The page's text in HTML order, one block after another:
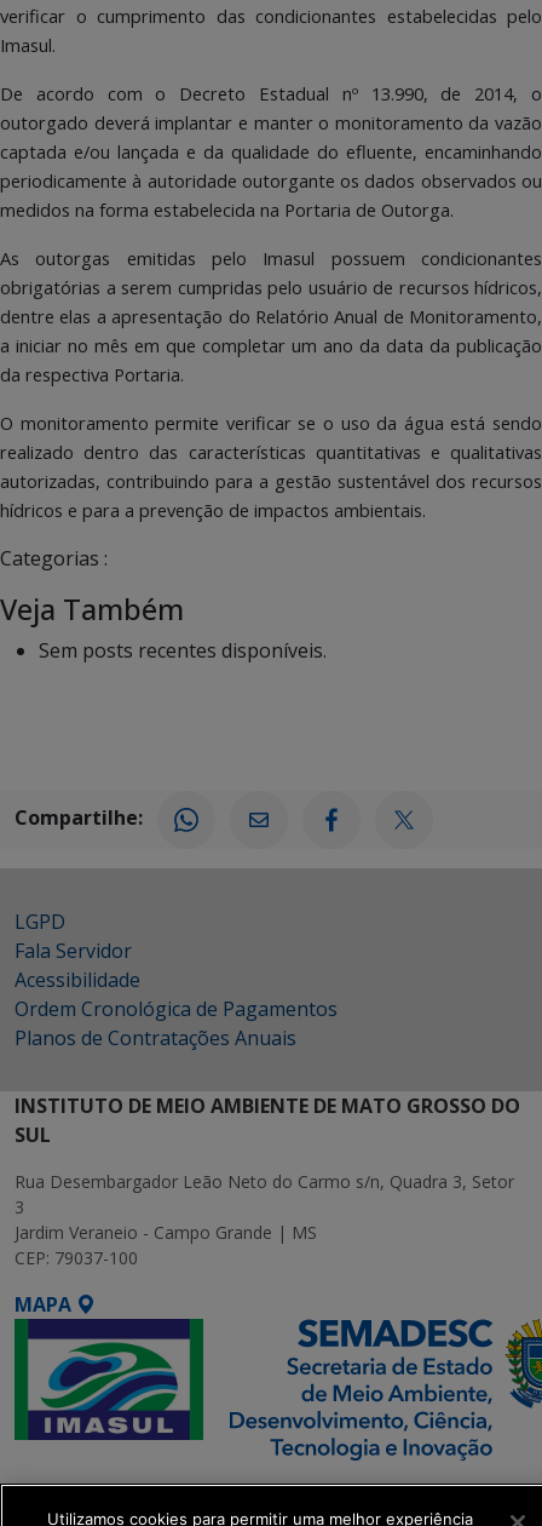
verificar o cumprimento das condicionantes estabelecidas pelo
Imasul.
De acordo com o Decreto Estadual nº 13.990, de 2014, o
outorgado deverá implantar e manter o monitoramento da vazão
captada e/ou lançada e da qualidade do efluente, encaminhando
periodicamente à autoridade outorgante os dados observados ou
medidos na forma estabelecida na Portaria de Outorga.
As outorgas emitidas pelo Imasul possuem condicionantes
obrigatórias a serem cumpridas pelo usuário de recursos hídricos,
dentre elas a apresentação do Relatório Anual de Monitoramento,
a iniciar no mês em que completar um ano da data da publicação
da respectiva Portaria.
O monitoramento permite verificar se o uso da água está sendo
realizado dentro das características quantitativas e qualitativas
autorizadas, contribuindo para a gestão sustentável dos recursos
hídricos e para a prevenção de impactos ambientais.
Categorias :
Veja Também
Sem posts recentes disponíveis.
Compartilhe:
LGPD
Fala Servidor
Acessibilidade
Ordem Cronológica de Pagamentos
Planos de Contratações Anuais
INSTITUTO DE MEIO AMBIENTE DE MATO GROSSO DO
SUL
Rua Desembargador Leão Neto do Carmo s/n, Quadra 3, Setor
3
Jardim Veraneio - Campo Grande | MS
CEP: 79037-100
MAPA
SETDIG | Secretaria-
Executiva de
Utilizamos cookies para permitir uma melhor experiência